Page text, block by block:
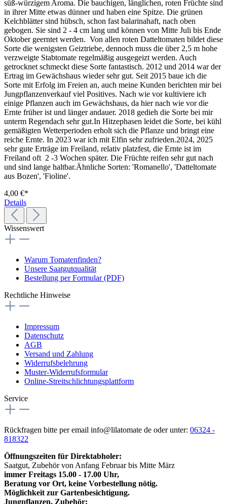
süß-würzigem Aroma. Die bauchigen, länglichen, roten Früchte sind
in ihrer Mitte etwas dünner und haben eine Spitze. Die grünen
Kelchblätter sind hübsch, schon fast balarinahaft, nach oben
gebogen. Sie sind 2 - 4 cm lang und können von Mitte Juli bis Ende
Oktober geerntet werden. Von allen roten Datteltomaten bildet diese
Sorte die wenigsten Geiztriebe, dennoch muss die über 2,5 m hohe
verzweigte Stabtomate regelmäßig ausgegeizt werden. Auch
getrocknet schmeckt diese Sorte fantastisch. 2012 und 2014 war der
Ertrag im Gewächshaus wieder sehr gut. Seit 2015 baue ich die
Sorte mit Erfolg im Freien an, auch meine Kunden berichten mir bei
Jungpflanzenverkauf viel Positives. Nach wie vor kultiviere ich
einige Pflanzen auch im Gewächshaus, da hier nach wie vor die
Ernte früher ist und länger andauer. 2018 gedieh die Sorte bei mir
unterm Regendach sehr gut.In Hitzephasen leidet die Sorte, bei kühl
gemäßigten Wetterperioden erholt sich die Pflanze und bringt eine
reiche Ernte. In 2023 war ich mit Elfin sehr zufrieden.2024, 2025
sehr gute Erträge im Freiland, relativ platzfest, die Ernte ist im
Freiland oft 2 -3 Wochen später. Die Früchte reifen sehr gut nach
und sind lange haltbar.Ähnliche Sorten: 'Romanello', 'Datteltomate
aus Bozen', 'Fioline'.
4,00 €*
Details
Wissenswert
Warum Tomatenfinden?
Unsere Saatgutqualität
Bestellung per Formular (PDF)
Rechtliche Hinweise
Impressum
Datenschutz
AGB
Versand und Zahlung
Widerrufsbelehrung
Muster-Widerrufsformular
Online-Streitschlichtungsplattform
Service
Rückfragen bitte per email info@lilatomate de oder unter: 06324 -
818322
Öffnungszeiten für Direktabholer:
Saatgut, Zubehör von Anfang Februar bis Mitte März
immer Freitags 15.00 - 17.00 Uhr,
Beratung vor Ort, keine Vorbestellung nötig.
Möglichkeit zur Gartenbesichtigung.
Jungpflanzen, Zubehör: